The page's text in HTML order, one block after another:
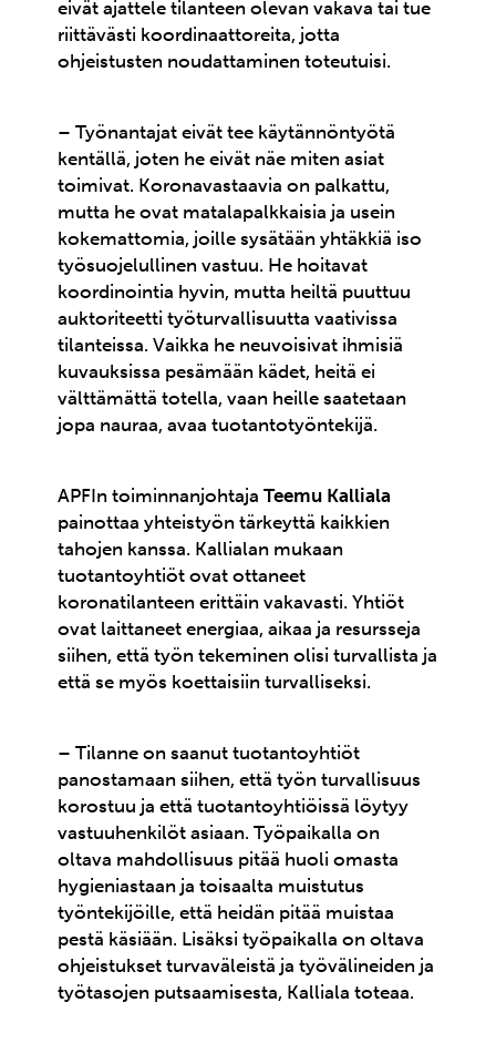
eivät ajattele tilanteen olevan vakava tai tue
riittävästi koordinaattoreita, jotta
ohjeistusten noudattaminen toteutuisi.
– Työnantajat eivät tee käytännöntyötä
kentällä, joten he eivät näe miten asiat
toimivat. Koronavastaavia on palkattu,
mutta he ovat matalapalkkaisia ja usein
kokemattomia, joille sysätään yhtäkkiä iso
työsuojelullinen vastuu. He hoitavat
koordinointia hyvin, mutta heiltä puuttuu
auktoriteetti työturvallisuutta vaativissa
tilanteissa. Vaikka he neuvoisivat ihmisiä
kuvauksissa pesämään kädet, heitä ei
välttämättä totella, vaan heille saatetaan
jopa nauraa, avaa tuotantotyöntekijä.
APFIn toiminnanjohtajaTeemu Kalliala
painottaa yhteistyön tärkeyttä kaikkien
tahojen kanssa. Kallialan mukaan
tuotantoyhtiöt ovat ottaneet
koronatilanteen erittäin vakavasti. Yhtiöt
ovat laittaneet energiaa, aikaa ja resursseja
siihen, että työn tekeminen olisi turvallista ja
että se myös koettaisiin turvalliseksi.
– Tilanne on saanut tuotantoyhtiöt
panostamaan siihen, että työn turvallisuus
korostuu ja että tuotantoyhtiöissä löytyy
vastuuhenkilöt asiaan. Työpaikalla on
oltava mahdollisuus pitää huoli omasta
hygieniastaan ja toisaalta muistutus
työntekijöille, että heidän pitää muistaa
pestä käsiään. Lisäksi työpaikalla on oltava
ohjeistukset turvaväleistä ja työvälineiden ja
työtasojen putsaamisesta, Kalliala toteaa.